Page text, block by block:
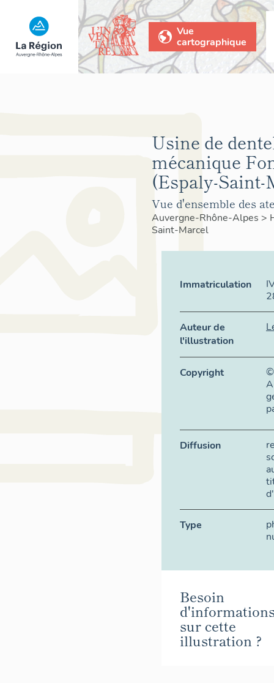
Vue
cartographique
Usine de
mécanique
(Espaly-Saint-
Vue d'ensemble des
Auvergne-Rhône-Alpes >
Saint-Marcel
Immatriculation
Auteur de
l'illustration
Copyright
©
Diffusion
Type
Besoin
sur cette
illustration ?